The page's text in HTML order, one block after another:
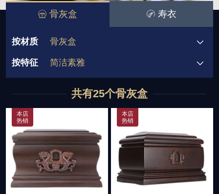
骨灰盒 寿衣
按材质 骨灰盒
骨灰盒
880元起 880-1380元 2880-3980元
6580-7880元
非洲花梨木
5280-5880元
大叶楠木
2880-3980元
黄金樟
28880-32800元
金丝楠阴沉木
36800元起
按特征 简洁素雅
龙凤图案 花草图案 宫殿款式
简洁素雅 小号骨灰盒
共有25个骨灰盒
本店
热销
本店
热销